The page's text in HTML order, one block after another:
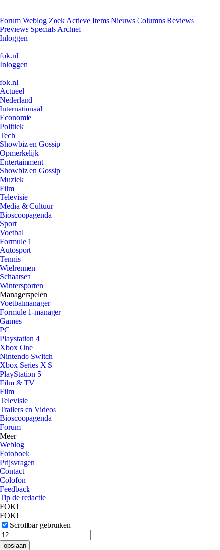
Forum Weblog Zoek Actieve Items Nieuws Columns Reviews
Previews Specials Archief
Inloggen
fok.nl
Inloggen
fok.nl
Actueel
Nederland
Internationaal
Economie
Politiek
Tech
Showbiz en Gossip
Opmerkelijk
Entertainment
Showbiz en Gossip
Muziek
Film
Televisie
Media & Cultuur
Bioscoopagenda
Sport
Voetbal
Formule 1
Autosport
Tennis
Wielrennen
Schaatsen
Wintersporten
Managerspelen
Voetbalmanager
Formule 1-manager
Games
PC
Playstation 4
Xbox One
Nintendo Switch
Xbox Series X|S
PlayStation 5
Film & TV
Film
Televisie
Trailers en Videos
Bioscoopagenda
Forum
Meer
Weblog
Fotoboek
Prijsvragen
Contact
Colofon
Feedback
Tip de redactie
FOK!
FOK!
Scrollbar gebruiken
opslaan